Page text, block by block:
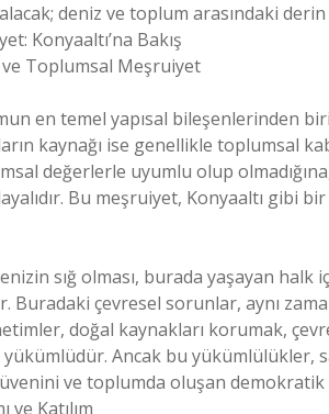
deniz ve toplum arasındaki
Konyaaltı’na Bakış
ve Toplumsal Meşruiyet
en temel yapısal bileşenlerinden
kaynağı ise genellikle toplumsal
değerlerle uyumlu olup
Bu meşruiyet, Konyaaltı
sığ olması, burada yaşayan
Buradaki çevresel sorunlar, aynı
doğal kaynakları korumak,
Ancak bu yükümlülükler,
ve toplumda oluşan demokratik
ve Katılım